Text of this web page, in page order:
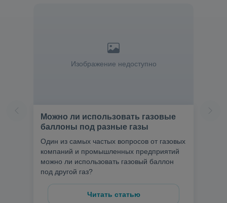
Изображение недоступно
Можно ли использовать газовые
баллоны под разные газы
Один из самых частых вопросов от газовых
компаний и промышленных предприятий
можно ли использовать газовый баллон
под другой газ?
Читать статью